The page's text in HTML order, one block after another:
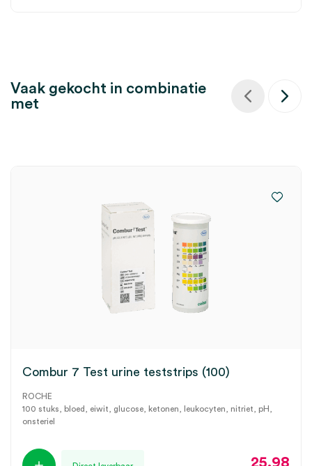
Vaak gekocht in combinatie
met
Combur 7 Test urine teststrips (100)
ROCHE
100 stuks, bloed, eiwit, glucose, ketonen, leukocyten, nitriet, pH,
onsteriel
25.98